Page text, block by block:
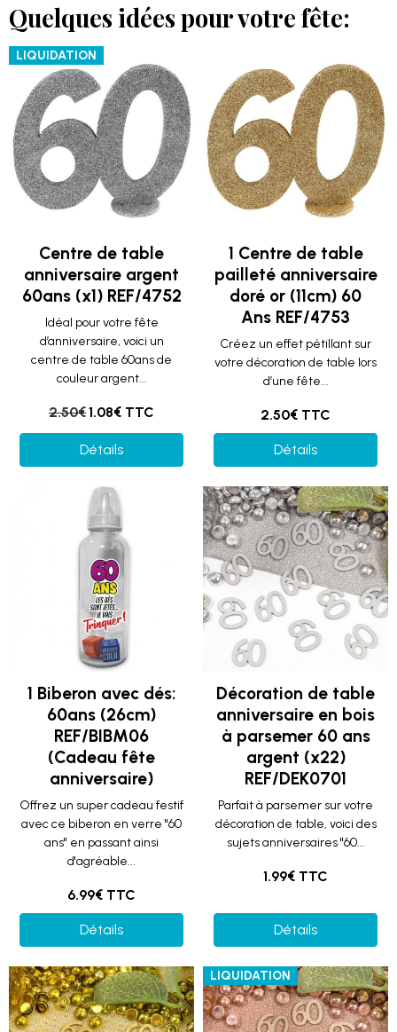
Quelques idées pour votre fête:
LIQUIDATION
Centre de table
anniversaire argent
60ans (x1) REF/4752
Idéal pour votre fête
d’anniversaire, voici un
centre de table 60ans de
couleur argent...
2.50€1.08€ TTC
Détails
1 Centre de table
pailleté anniversaire
doré or (11cm) 60
Ans REF/4753
Créez un effet pétillant sur
votre décoration de table lors
d’une fête...
2.50€ TTC
Détails
1 Biberon avec dés:
60ans (26cm)
REF/BIBM06
(Cadeau fête
anniversaire)
Offrez un super cadeau festif
avec ce biberon en verre "60
ans" en passant ainsi
d'agréable...
6.99€ TTC
Détails
Décoration de table
anniversaire en bois
à parsemer 60 ans
argent (x22)
REF/DEK0701
Parfait à parsemer sur votre
décoration de table, voici des
sujets anniversaires "60...
1.99€ TTC
Détails
LIQUIDATION